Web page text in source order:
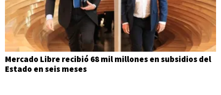
Mercado Libre recibió 68 mil millones en subsidios del
Estado en seis meses